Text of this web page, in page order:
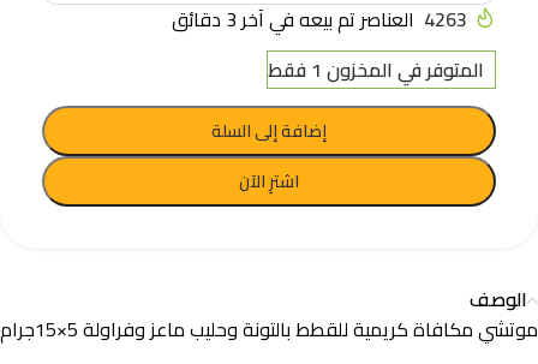
4263 العناصر تم بيعه في آخر 3 دقائق
المتوفر في المخزون 1 فقط
إضافة إلى السلة
اشترِ الآن
الوصف
موتشي مكافاة كريمية للقطط بالتونة وحليب ماعز وفراولة 5×15جرام